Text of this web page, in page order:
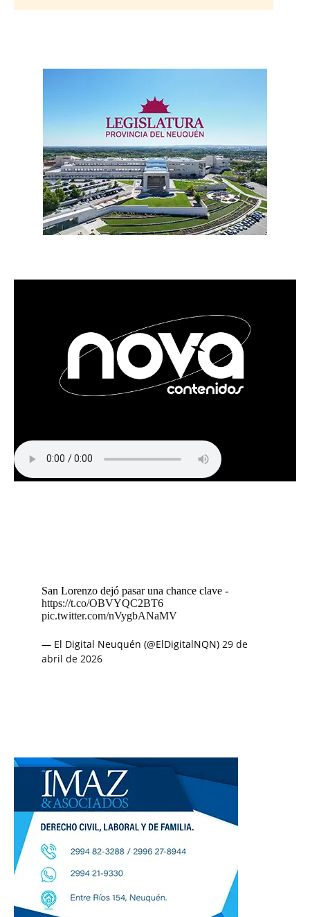
San Lorenzo dejó pasar una chance clave -
https://t.co/OBVYQC2BT6
pic.twitter.com/nVygbANaMV
— El Digital Neuquén (@ElDigitalNQN) 29 de
abril de 2026